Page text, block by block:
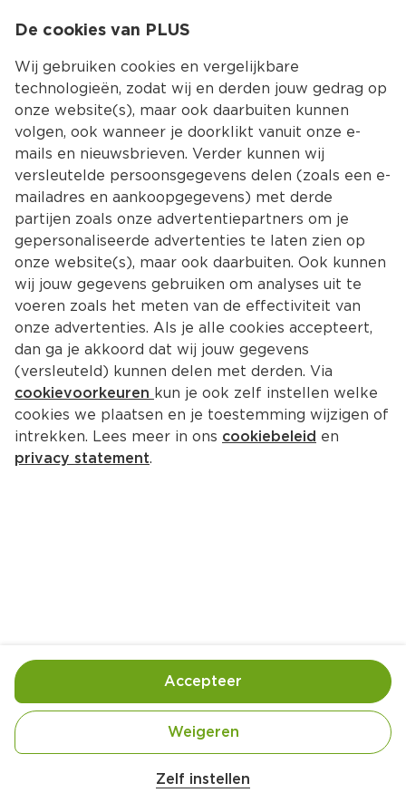
Kies jouw
Terug Producten
Verkade Originals Knappertjes
Per Wikkel 220 g  (per kilo €8.14)
Handige informatie over dit product
De cookies van PLUS
Wij gebruiken cookies en vergelijkbare
technologieën, zodat wij en derden jouw gedrag op
onze website(s), maar ook daarbuiten kunnen
volgen, ook wanneer je doorklikt vanuit onze e-
mails en nieuwsbrieven. Verder kunnen wij
versleutelde persoonsgegevens delen (zoals een e-
mailadres en aankoopgegevens) met derde
partijen zoals onze advertentiepartners om je
gepersonaliseerde advertenties te laten zien op
onze website(s), maar ook daarbuiten. Ook kunnen
wij jouw gegevens gebruiken om analyses uit te
voeren zoals het meten van de effectiviteit van
onze advertenties. Als je alle cookies accepteert,
dan ga je akkoord dat wij jouw gegevens
(versleuteld) kunnen delen met derden. Via
cookievoorkeuren kun je ook zelf instellen welke
cookies we plaatsen en je toestemming wijzigen of
intrekken. Lees meer in ons cookiebeleid en
privacy statement.
Zelf instellen
Weigeren
Accepteer